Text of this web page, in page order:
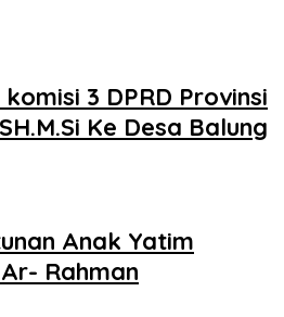
3 DPRD Provinsi
Ke Desa Balung
Anak Yatim
Rahman